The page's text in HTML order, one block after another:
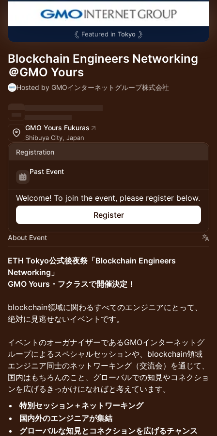
Featured in Tokyo
Blockchain Engineers Networking
＠GMO Yours
Hosted by GMOインターネットグループ株式会社
GMO Yours Fukuras
Shibuya City, Japan
Registration
Past Event
Welcome! To join the event, please register below.
Register
About Event
ETH Tokyo公式後夜祭「Blockchain Engineers
Networking」
GMO Yours・フクラスで開催決定！
blockchain領域に関わるすべてのエンジニアにとって、
絶対に見逃せないイベントです。
イベントのオーガナイザーであるGMOインターネットグ
ループによるスペシャルセッションや、blockchain領域
エンジニア同士のネットワーキング（交流会）を通じて、
国内はもちろんのこと、グローバルでの知見やコネクショ
ンを広げるきっかけになればと考えています。
特別セッション＋ネットワーキング
国内外のエンジニアが集結
グローバルな知見とコネクションを広げるチャンス